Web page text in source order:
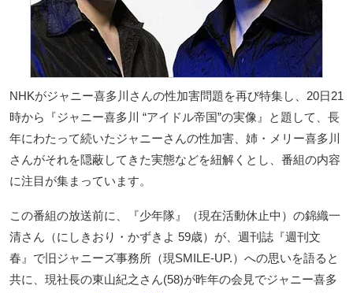
NHKがジャニー喜多川さんの性加害問題を再び特集し、20日21
時から『ジャニー喜多川 “アイドル帝国”の実像』と題して、長
年にわたって続いたジャニーさんの性加害、姉・メリー喜多川
さんがそれを隠蔽してきた実態などを紐解くとし、番組の内容
に注目が集まっています。
この番組の放送前に、『少年隊』（現在活動休止中）の錦織一
清さん（にしきおり・かずきよ 59歳）が、週刊誌『週刊文
春』で旧ジャニーズ事務所（現SMILE-UP.）への思いを語ると
共に、現社長の東山紀之さん(58)が昨年の会見でジャニー喜多